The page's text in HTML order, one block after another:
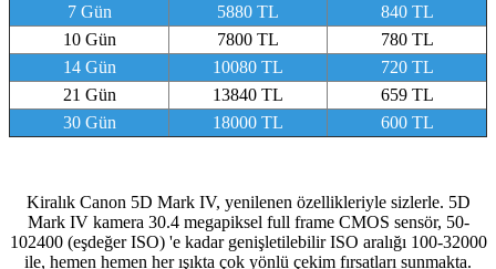
7 Gün
5880 TL
840 TL
10 Gün
7800 TL
780 TL
14 Gün
10080 TL
720 TL
21 Gün
13840 TL
659 TL
30 Gün
18000 TL 600 TL
Kiralık Canon 5D Mark IV, yenilenen özellikleriyle sizlerle. 5D
Mark IV kamera 30.4 megapiksel full frame CMOS sensör, 50-
102400 (eşdeğer ISO) 'e kadar genişletilebilir ISO aralığı 100-32000
ile, hemen hemen her ışıkta çok yönlü çekim fırsatları sunmakta.